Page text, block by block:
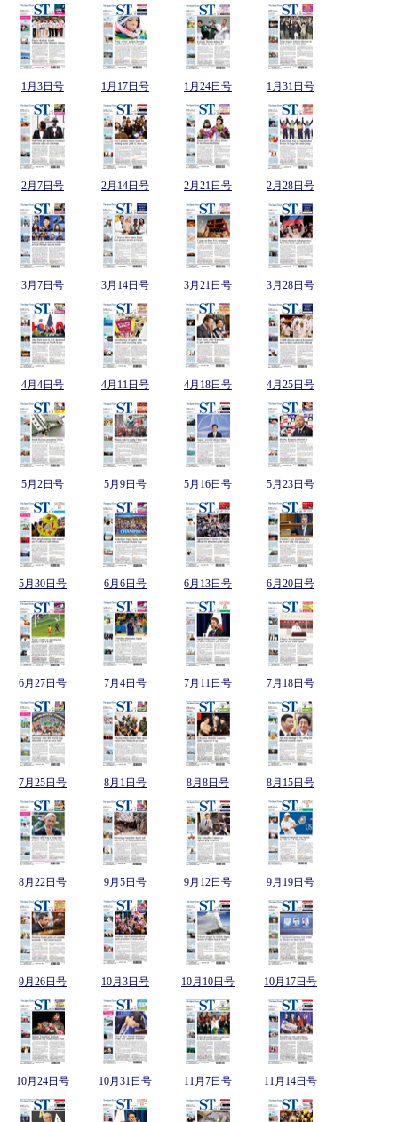
1月3日号 1月17日号 1月24日号 1月31日号
2月7日号 2月14日号 2月21日号 2月28日号
3月7日号 3月14日号 3月21日号 3月28日号
4月4日号 4月11日号 4月18日号 4月25日号
5月2日号 5月9日号 5月16日号 5月23日号
5月30日号 6月6日号 6月13日号 6月20日号
6月27日号 7月4日号 7月11日号 7月18日号
7月25日号 8月1日号 8月8日号 8月15日号
8月22日号 9月5日号 9月12日号 9月19日号
9月26日号 10月3日号 10月10日号 10月17日号
10月24日号 10月31日号 11月7日号 11月14日号